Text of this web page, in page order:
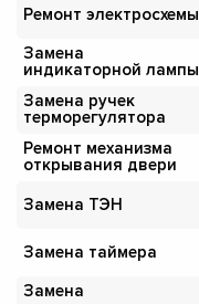
Ремонт электросхемы
Замена
индикаторной лампы
Замена ручек
терморегулятора
Ремонт механизма
открывания двери
Замена ТЭН
Замена таймера
Замена